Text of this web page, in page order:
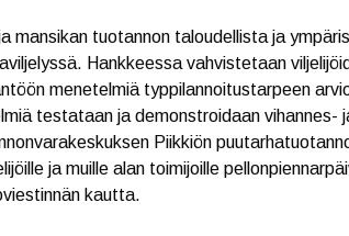
mansikan tuotannon taloudellista ja
Hankkeessa vahvistetaan
menetelmiä typpilannoitustarpeen
testataan ja demonstroidaan vihannes-
Piikkiön
ja muille alan toimijoille
kautta.